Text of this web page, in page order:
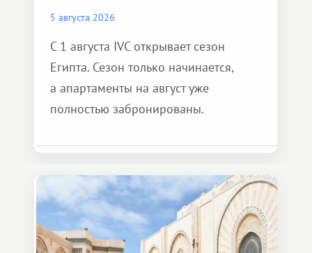
5 августа 2026
С 1 августа IVC открывает сезон
Египта. Сезон только начинается,
а апартаменты на август уже
полностью забронированы.